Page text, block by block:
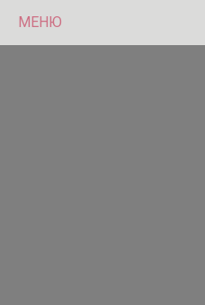
МЕНЮ